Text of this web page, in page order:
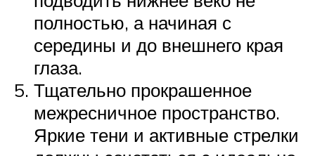
полностью, а начиная с
середины и до внешнего края
глаза.
Тщательно прокрашенное
межресничное пространство.
Яркие тени и активные стрелки